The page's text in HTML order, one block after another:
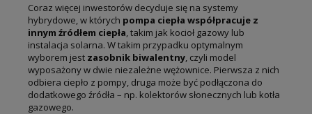
Coraz więcej inwestorów decyduje się na systemy
hybrydowe, w których pompa ciepła współpracuje z
innym źródłem ciepła, takim jak kocioł gazowy lub
instalacja solarna. W takim przypadku optymalnym
wyborem jest zasobnik biwalentny, czyli model
wyposażony w dwie niezależne wężownice. Pierwsza z nich
odbiera ciepło z pompy, druga może być podłączona do
dodatkowego źródła – np. kolektorów słonecznych lub kotła
gazowego.